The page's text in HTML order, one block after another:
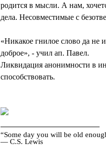
родится в мысли. А нам,
дела. Несовместимые с
«Никакое гнилое слово да не
доброе», - учил ап. Павел.
Ликвидация анонимности в
способствовать.
“Some day you will be old
― C.S. Lewis